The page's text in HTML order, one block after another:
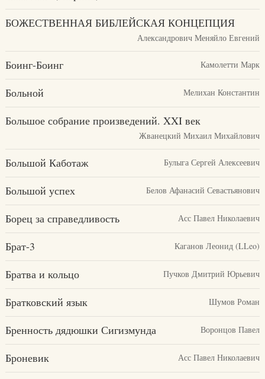
БОЖЕСТВЕННАЯ БИБЛЕЙСКАЯ КОНЦЕПЦИЯ
Александрович Меняйло Евгений
Боинг-Боинг Камолетти Марк
Больной Мелихан Константин
Большое собрание произведений. XXI век
Жванецкий Михаил Михайлович
Большой Каботаж Булыга Сергей Алексеевич
Большой успех Белов Афанасий Севастьянович
Борец за справедливость Асс Павел Николаевич
Брат-3 Каганов Леонид (LLeo)
Братва и кольцо Пучков Дмитрий Юрьевич
Братковский язык Шумов Роман
Бренность дядюшки Сигизмунда Воронцов Павел
Броневик Асс Павел Николаевич